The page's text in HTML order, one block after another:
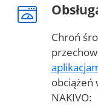
Chroń
NAKIVO: